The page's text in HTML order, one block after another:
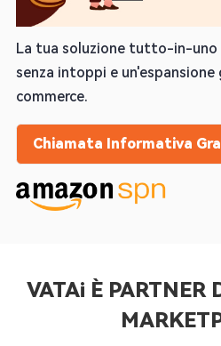
Semplice e Senza
La tua soluzione tutto-in-uno
senza intoppi e
commerce.
Chiamata Informativa
VATAi È PARTNER